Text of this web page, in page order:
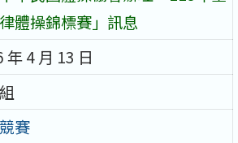
體操錦標賽」訊息
年 4 月 13 日
賽